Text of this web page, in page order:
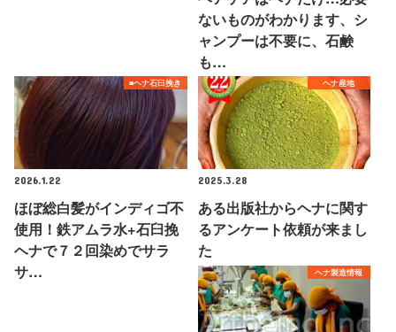
ないものがわかります、シ
ャンプーは不要に、石鹸
も…
■ヘナ石臼挽き
2026.1.22
ほぼ総白髪がインディゴ不
使用！鉄アムラ水+石臼挽
ヘナで７２回染めでサラ
サ…
ヘナ産地
2025.3.28
ある出版社からヘナに関す
るアンケート依頼が来まし
た
ヘナ製造情報